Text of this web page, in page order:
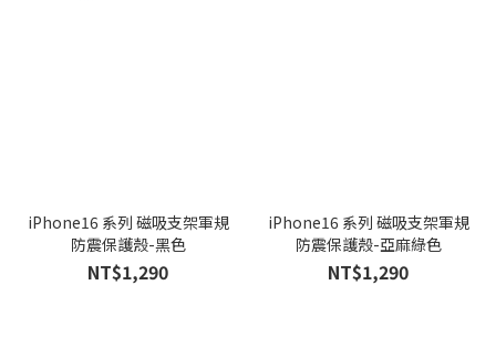
iPhone16 系列 磁吸支架軍規
防震保護殼-黑色
NT$1,290
iPhone16 系列 磁吸支架軍規
防震保護殼-亞麻綠色
NT$1,290